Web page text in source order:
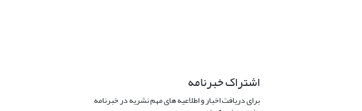
اشتراک خبرنامه
برای دریافت اخبار و اطلاعیه های مهم نشریه در خبرنامه